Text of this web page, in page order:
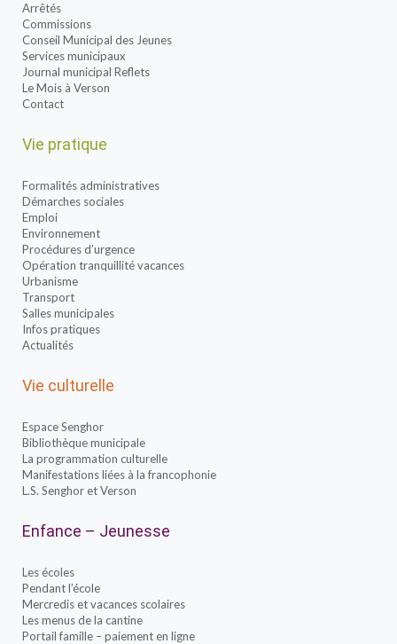
Arrêtés
Commissions
Conseil Municipal des Jeunes
Services municipaux
Journal municipal Reflets
Le Mois à Verson
Contact
Vie pratique
Formalités administratives
Démarches sociales
Emploi
Environnement
Procédures d’urgence
Opération tranquillité vacances
Urbanisme
Transport
Salles municipales
Infos pratiques
Actualités
Vie culturelle
Espace Senghor
Bibliothèque municipale
La programmation culturelle
Manifestations liées à la francophonie
L.S. Senghor et Verson
Enfance – Jeunesse
Les écoles
Pendant l’école
Mercredis et vacances scolaires
Les menus de la cantine
Portail famille – paiement en ligne